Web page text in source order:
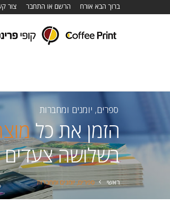
ברוך הבא אורח הרשם או התחבר צור
ספרים, יומנים ומחברות
הזמן את כל
בשלושה צעדים
ראשי ספרים, יומנים ומחברות